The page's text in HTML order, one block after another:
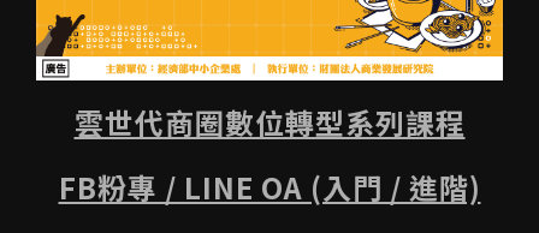
雲世代商圈數位轉型系列課程
FB粉專 / LINE OA (入門 / 進階)